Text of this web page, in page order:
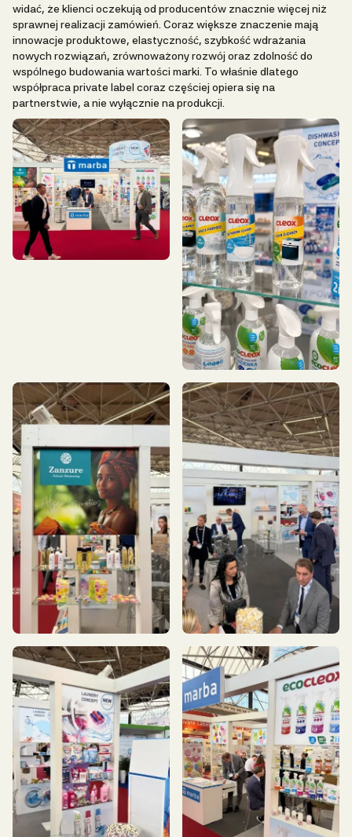
widać, że klienci oczekują od producentów znacznie więcej niż
sprawnej realizacji zamówień. Coraz większe znaczenie mają
innowacje produktowe, elastyczność, szybkość wdrażania
nowych rozwiązań, zrównoważony rozwój oraz zdolność do
wspólnego budowania wartości marki. To właśnie dlatego
współpraca private label coraz częściej opiera się na
partnerstwie, a nie wyłącznie na produkcji.